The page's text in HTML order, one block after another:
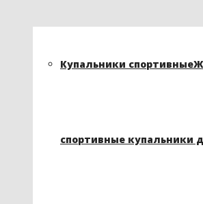
Купальники спортивные
спортивные купальники